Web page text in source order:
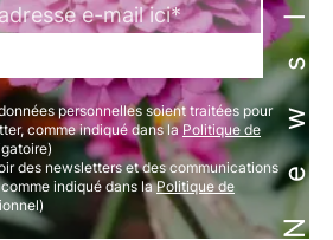
personnelles soient traitées pour
comme indiqué dans laPolitique de
des newsletters et des communications
indiqué dans laPolitique de